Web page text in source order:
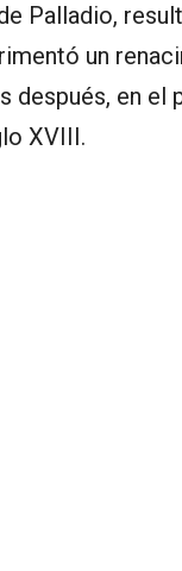
Palladio,
un
después, en el
XVIII.